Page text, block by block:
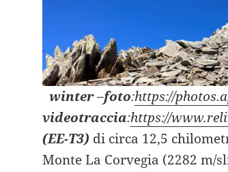
winter–foto:https://
videotraccia:https://
(EE-T3) di circa 12,5
Monte La Corvegia (2282 m/